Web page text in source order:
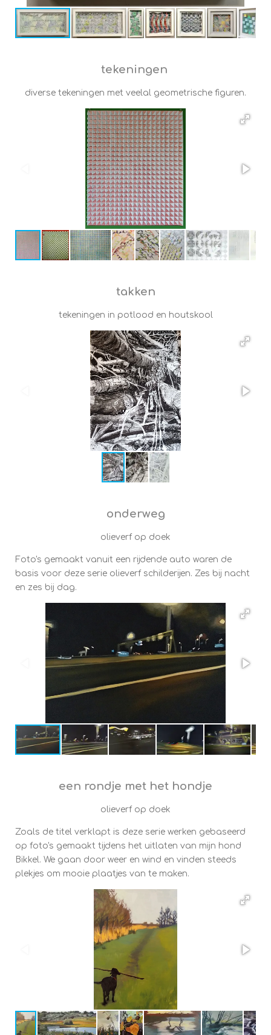
tekeningen
diverse tekeningen met veelal geometrische figuren.
takken
tekeningen in potlood en houtskool
onderweg
olieverf op doek
Foto's gemaakt vanuit een rijdende auto waren de
basis voor deze serie olieverf schilderijen. Zes bij nacht
en zes bij dag.
een rondje met het hondje
olieverf op doek
Zoals de titel verklapt is deze serie werken gebaseerd
op foto's gemaakt tijdens het uitlaten van mijn hond
Bikkel. We gaan door weer en wind en vinden steeds
plekjes om mooie plaatjes van te maken.